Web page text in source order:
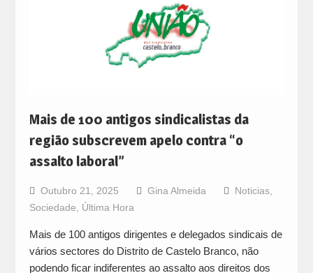
Mais de 100 antigos sindicalistas da
região subscrevem apelo contra “o
assalto laboral”
Outubro 21, 2025 Gina Almeida Noticias,
Sociedade
Última Hora
Mais de 100 antigos dirigentes e delegados sindicais de
vários sectores do Distrito de Castelo Branco, não
podendo ficar indiferentes ao assalto aos direitos dos